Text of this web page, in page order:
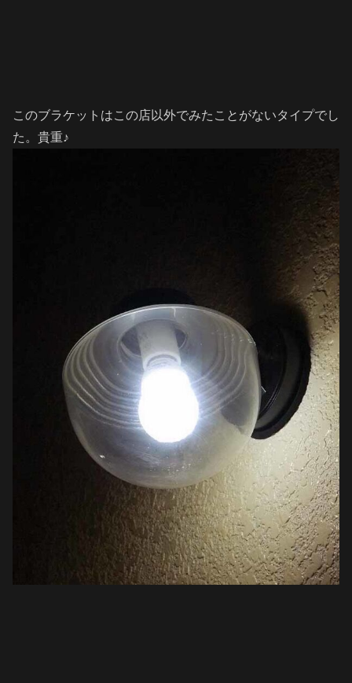
このブラケットはこの店以外でみたことがないタイプでし
た。貴重♪